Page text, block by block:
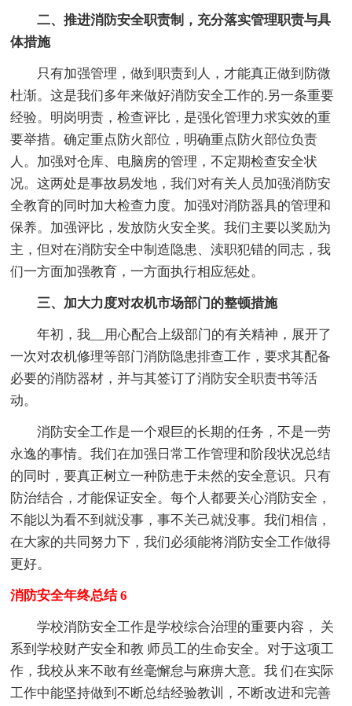
二、推进消防安全职责制，充分落实管理职责与具
体措施
只有加强管理，做到职责到人，才能真正做到防微
杜渐。这是我们多年来做好消防安全工作的.另一条重要
经验。明岗明责，检查评比，是强化管理力求实效的重
要举措。确定重点防火部位，明确重点防火部位负责
人。加强对仓库、电脑房的管理，不定期检查安全状
况。这两处是事故易发地，我们对有关人员加强消防安
全教育的同时加大检查力度。加强对消防器具的管理和
保养。加强评比，发放防火安全奖。我们主要以奖励为
主，但对在消防安全中制造隐患、渎职犯错的同志，我
们一方面加强教育，一方面执行相应惩处。
三、加大力度对农机市场部门的整顿措施
年初，我__用心配合上级部门的有关精神，展开了
一次对农机修理等部门消防隐患排查工作，要求其配备
必要的消防器材，并与其签订了消防安全职责书等活
动。
消防安全工作是一个艰巨的长期的任务，不是一劳
永逸的事情。我们在加强日常工作管理和阶段状况总结
的同时，要真正树立一种防患于未然的安全意识。只有
防治结合，才能保证安全。每个人都要关心消防安全，
不能以为看不到就没事，事不关己就没事。我们相信，
在大家的共同努力下，我们必须能将消防安全工作做得
更好。
消防安全年终总结 6
学校消防安全工作是学校综合治理的重要内容， 关
系到学校财产安全和教 师员工的生命安全。对于这项工
作，我校从来不敢有丝毫懈怠与麻痹大意。我 们在实际
工作中能坚持做到不断总结经验教训，不断改进和完善